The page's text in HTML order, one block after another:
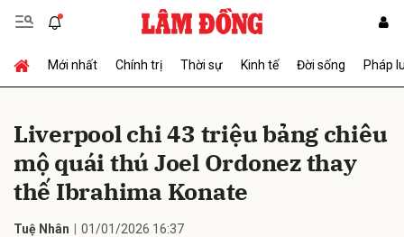
Mới nhất Chính trị Thời sự Kinh tế Đời sống Pháp
Liverpool chi 43 triệu bảng chiêu
mộ quái thú Joel Ordonez thay
thế Ibrahima Konate
Tuệ Nhân 01/01/2026 16:37
Gửi bình luận